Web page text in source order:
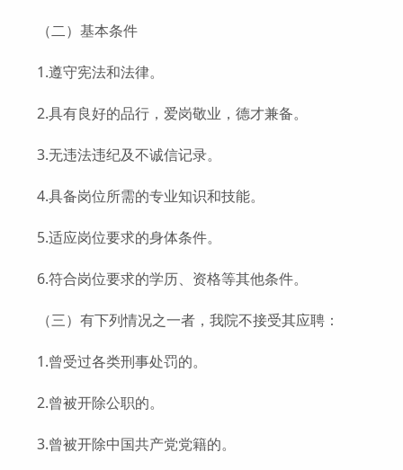
（二）基本条件
1.遵守宪法和法律。
2.具有良好的品行，爱岗敬业，德才兼备。
3.无违法违纪及不诚信记录。
4.具备岗位所需的专业知识和技能。
5.适应岗位要求的身体条件。
6.符合岗位要求的学历、资格等其他条件。
（三）有下列情况之一者，我院不接受其应聘：
1.曾受过各类刑事处罚的。
2.曾被开除公职的。
3.曾被开除中国共产党党籍的。